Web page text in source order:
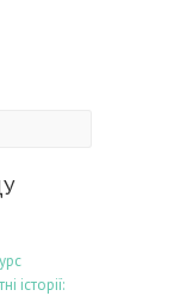
історії: